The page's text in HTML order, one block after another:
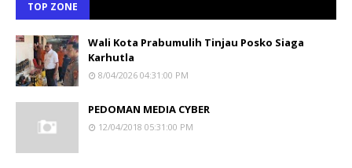
TOP ZONE
Wali Kota Prabumulih Tinjau Posko Siaga
Karhutla
8/04/2026 04:31:00 PM
PEDOMAN MEDIA CYBER
12/04/2018 05:31:00 PM